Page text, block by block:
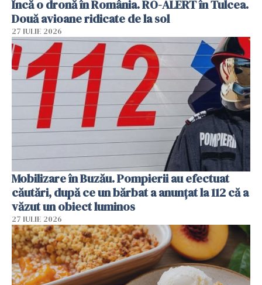
Încă o dronă în România. RO-ALERT în Tulcea.
Două avioane ridicate de la sol
27 IULIE 2026
Mobilizare în Buzău. Pompierii au efectuat
căutări, după ce un bărbat a anunțat la 112 că a
văzut un obiect luminos
27 IULIE 2026